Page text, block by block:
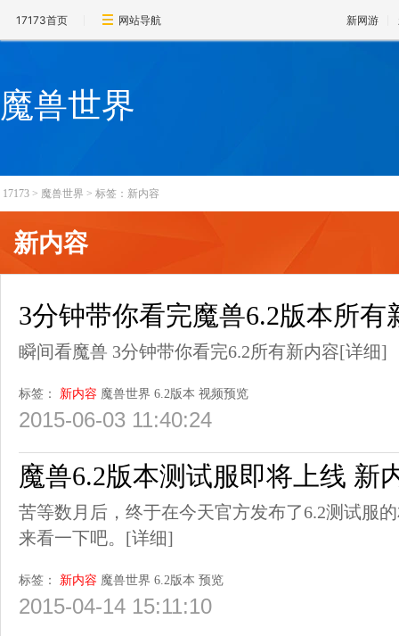
17173首页 网站导航 新网游
魔兽世界
17173 > 魔兽世界 > 标签：新内容
新内容
3分钟带你看完魔兽6.2版本所有
瞬间看魔兽 3分钟带你看完6.2所有新内容[详细]
标签： 新内容 魔兽世界 6.2版本 视频预览
2015-06-03 11:40:24
魔兽6.2版本测试服即将上线 新
苦等数月后，终于在今天官方发布了6.2测试服
来看一下吧。 [详细]
标签： 新内容 魔兽世界 6.2版本 预览
2015-04-14 15:11:10